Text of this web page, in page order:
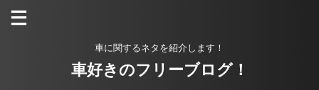
車に関するネタを紹介します！
車好きのフリーブログ！